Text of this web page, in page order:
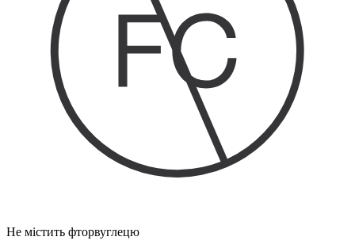
Не містить фторвуглецю